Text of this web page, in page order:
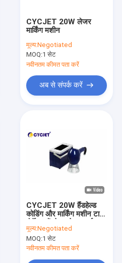
CYCJET 20W लेजर
मार्किंग मशीन
मूल्य:Negotiated
MOQ:1 सेट
नवीनतम कीमत पता करें
अब से संपर्क करें
CYCJET 20W हैंडहेल्ड
कोडिंग और मार्किंग मशीन टायर
मूल्य:Negotiated
MOQ:1 सेट
नवीनतम कीमत पता करें